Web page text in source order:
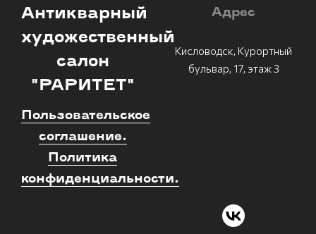
Антикварный
художественный
салон
"РАРИТЕТ"
Пользовательское
соглашение.
Политика
конфиденциальности.
Адрес
Кисловодск, Курортный
бульвар, 17, этаж 3